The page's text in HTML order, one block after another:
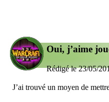
Oui, j’aime
Rédigé le 23/05/
J’ai trouvé un moyen de